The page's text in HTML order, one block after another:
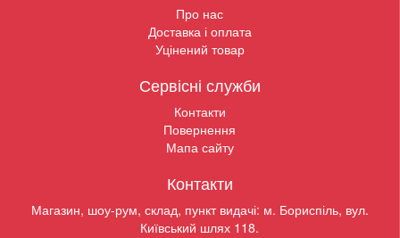
Про нас
Доставка і оплата
Уцінений товар
Сервісні служби
Контакти
Повернення
Мапа сайту
Контакти
Магазин, шоу-рум, склад, пункт видачі: м. Бориспіль, вул.
Київський шлях 118.